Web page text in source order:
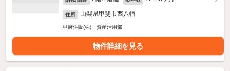
住所 山梨県甲斐市西八幡
甲府住販(株) 資産活用部
物件詳細を見る